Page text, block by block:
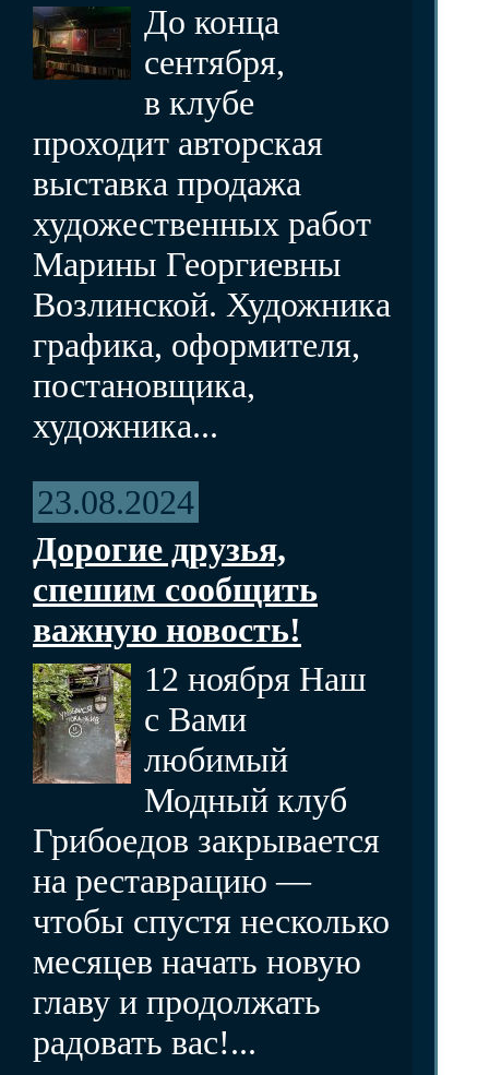
До конца
сентября,
в клубе
проходит авторская
выставка продажа
художественных работ
Марины Георгиевны
Возлинской. Художника
графика, оформителя,
постановщика,
художника...
23.08.2024
Дорогие друзья,
спешим сообщить
важную новость!
12 ноября Наш
с Вами
любимый
Модный клуб
Грибоедов закрывается
на реставрацию —
чтобы спустя несколько
месяцев начать новую
главу и продолжать
радовать вас!...